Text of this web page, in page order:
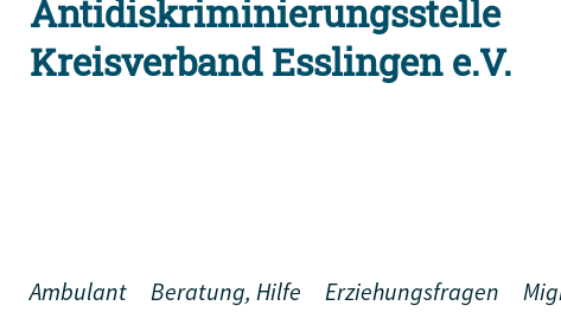
Antidiskriminierungsstelle
Kreisverband Esslingen e.V.
Ambulant Beratung, Hilfe Erziehungsfragen